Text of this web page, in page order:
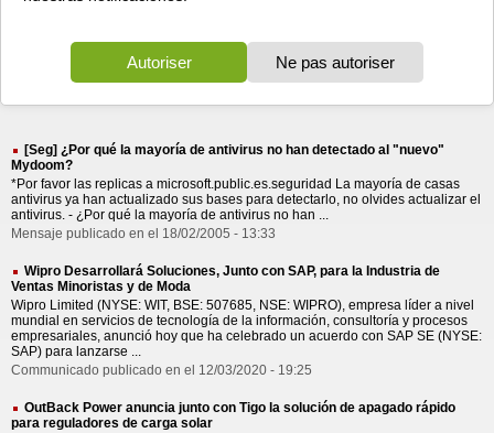
[Seg] ¿Por qué la mayoría de antivirus no han detectado al "nuevo"
Mydoom?
*Por favor las replicas a microsoft.public.es.seguridad La mayoría de casas
antivirus ya han actualizado sus bases para detectarlo, no olvides actualizar el
antivirus. - ¿Por qué la mayoría de antivirus no han ...
Mensaje publicado en el 18/02/2005 - 13:33
Wipro Desarrollará Soluciones, Junto con SAP, para la Industria de
Ventas Minoristas y de Moda
Wipro Limited (NYSE: WIT, BSE: 507685, NSE: WIPRO), empresa líder a nivel
mundial en servicios de tecnología de la información, consultoría y procesos
empresariales, anunció hoy que ha celebrado un acuerdo con SAP SE (NYSE:
SAP) para lanzarse ...
Communicado publicado en el 12/03/2020 - 19:25
OutBack Power anuncia junto con Tigo la solución de apagado rápido
para reguladores de carga solar